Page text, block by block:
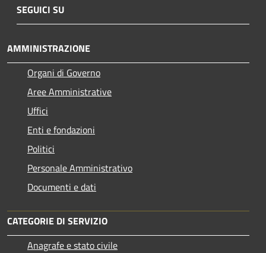
SEGUICI SU
AMMINISTRAZIONE
Organi di Governo
Aree Amministrative
Uffici
Enti e fondazioni
Politici
Personale Amministrativo
Documenti e dati
CATEGORIE DI SERVIZIO
Anagrafe e stato civile